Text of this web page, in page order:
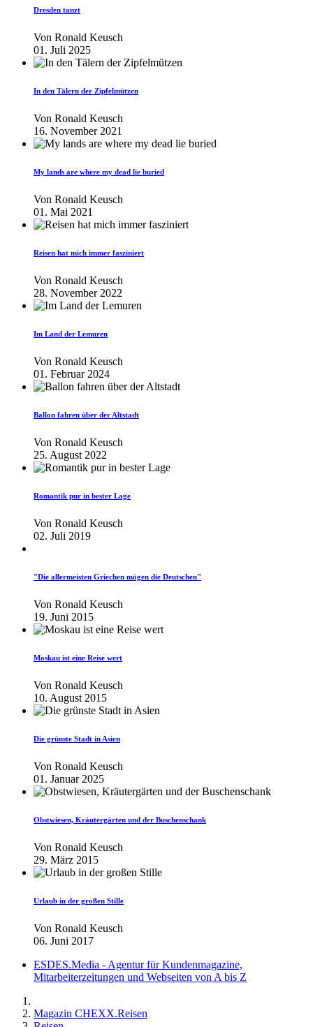
Dresden tanzt
Von Ronald Keusch
01. Juli 2025
In den Tälern der Zipfelmützen
Von Ronald Keusch
16. November 2021
My lands are where my dead lie buried
Von Ronald Keusch
01. Mai 2021
Reisen hat mich immer fasziniert
Von Ronald Keusch
28. November 2022
Im Land der Lemuren
Von Ronald Keusch
01. Februar 2024
Ballon fahren über der Altstadt
Von Ronald Keusch
25. August 2022
Romantik pur in bester Lage
Von Ronald Keusch
02. Juli 2019
"Die allermeisten Griechen mögen die Deutschen"
Von Ronald Keusch
19. Juni 2015
Moskau ist eine Reise wert
Von Ronald Keusch
10. August 2015
Die grünste Stadt in Asien
Von Ronald Keusch
01. Januar 2025
Obstwiesen, Kräutergärten und der Buschenschank
Von Ronald Keusch
29. März 2015
Urlaub in der großen Stille
Von Ronald Keusch
06. Juni 2017
ESDES.Media - Agentur für Kundenmagazine,
Mitarbeiterzeitungen und Webseiten von A bis Z
Magazin CHEXX.Reisen